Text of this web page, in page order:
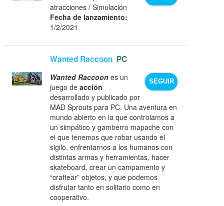
atracciones / Simulación
Fecha de lanzamiento:
1/2/2021
Wanted Raccoon PC
SEGUIR
Wanted Raccoon es un
juego deacción
desarrollado y publicado por
MAD Sprouts para PC. Una aventura en
mundo abierto en la que controlamos a
un simpático y gamberro mapache con
el que tenemos que robar usando el
sigilo, enfrentarnos a los humanos con
distintas armas y herramientas, hacer
skateboard, crear un campamento y
“craftear” objetos, y que podemos
disfrutar tanto en solitario como en
cooperativo.